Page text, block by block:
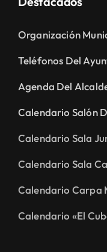
Organización
Teléfonos Del
Agenda Del
Calendario Salón
Calendario Sala
Calendario Sala
Calendario Carpa
Calendario «El